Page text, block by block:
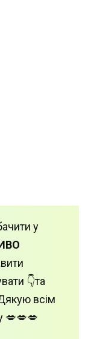
у
👇та
всім
💋💋💋